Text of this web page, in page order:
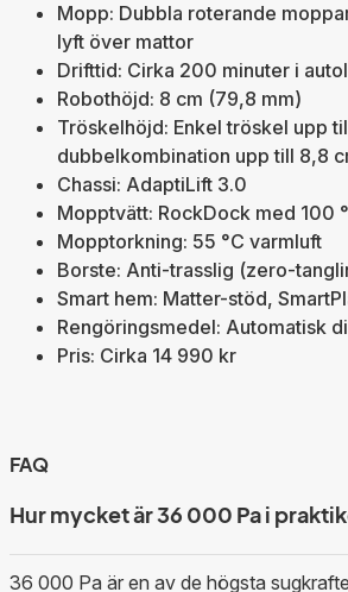
Mopp: Dubbla roterande
lyft över mattor
Drifttid: Cirka 200 minuter i
Robothöjd: 8 cm (79,8 mm)
Tröskelhöjd: Enkel tröskel upp
dubbelkombination upp till 8,8
Chassi: AdaptiLift 3.0
Mopptvätt: RockDock med 100
Mopptorkning: 55 °C varmluft
Borste: Anti-trasslig (zero-
Smart hem: Matter-stöd,
Rengöringsmedel: Automatisk
Pris: Cirka 14 990 kr
FAQ
Hur mycket är 36 000 Pa i
36 000 Pa är en av de högsta